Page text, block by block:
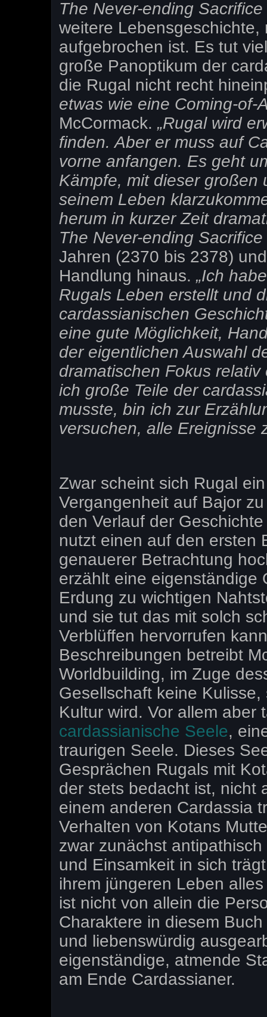
The Never-ending Sacrifice
weitere
aufgebrochen ist. Es tut
große Panoptikum der
die Rugal nicht recht
etwas wie eine Coming-of-
McCormack. „Rugal wird
finden. Aber er muss auf
vorne anfangen. Es geht
Kämpfe, mit dieser großen
seinem Leben
herum in kurzer Zeit
The Never-ending Sacrifice
Jahren (2370 bis 2378)
Handlung hinaus. „Ich
Rugals Leben erstellt und
cardassianischen
eine gute Möglichkeit,
der eigentlichen Auswahl
dramatischen Fokus
ich große Teile der
musste, bin ich zur
versuchen, alle Ereignisse
Zwar scheint sich Rugal
Vergangenheit auf Bajor
den Verlauf der
nutzt einen auf den ersten
genauerer Betrachtung
erzählt eine eigenständige
Erdung zu wichtigen
und sie tut das mit solch
Verblüffen hervorrufen
Beschreibungen betreibt
Worldbuilding, im Zuge
Gesellschaft keine
Kultur wird. Vor allem aber
cardassianische Seele,
traurigen Seele. Dieses
Gesprächen Rugals mit
der stets bedacht ist, nicht
einem anderen Cardassia
Verhalten von Kotans
zwar zunächst
und Einsamkeit in sich
ihrem jüngeren Leben
ist nicht von allein die
Charaktere in diesem
und liebenswürdig
eigenständige, atmende
am Ende Cardassianer.